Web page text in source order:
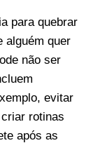
para quebrar
alguém quer
não ser
evitar
rotinas
após as